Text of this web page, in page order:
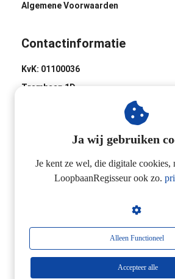
Algemene Voorwaarden
Contactinformatie
KvK: 01100036
Trambaan 1D
Industrieweg 2D
3433 NL Nieuwegein
06-24257923
Ja wij gebruiken
Je kent ze wel, die digitale cookies,
LoopbaanRegisseur ook zo.
Alleen Functioneel
Accepteer alle